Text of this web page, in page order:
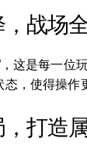
战场
这是每一位
，使得操作
打造